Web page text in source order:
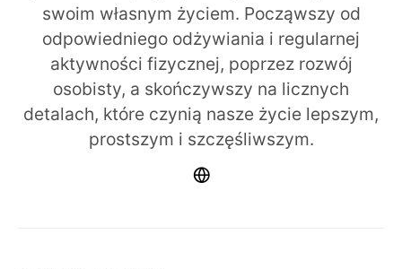
swoim własnym życiem. Począwszy od
odpowiedniego odżywiania i regularnej
aktywności fizycznej, poprzez rozwój
osobisty, a skończywszy na licznych
detalach, które czynią nasze życie lepszym,
prostszym i szczęśliwszym.